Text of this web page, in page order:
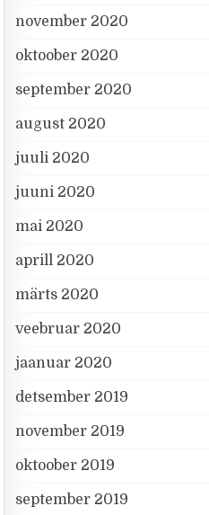
november 2020
oktoober 2020
september 2020
august 2020
juuli 2020
juuni 2020
mai 2020
aprill 2020
märts 2020
veebruar 2020
jaanuar 2020
detsember 2019
november 2019
oktoober 2019
september 2019